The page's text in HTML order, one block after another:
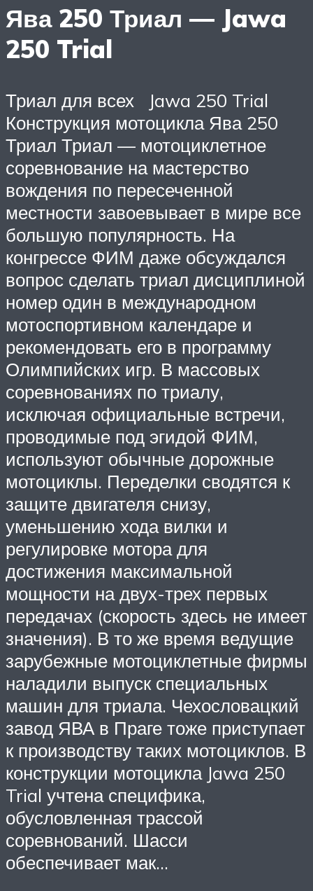
Ява 250 Триал — Jawa
250 Trial
Триал для всех Jawa 250 Trial
Конструкция мотоцикла Ява 250
Триал Триал — мотоциклетное
соревнование на мастерство
вождения по пересеченной
местности завоевывает в мире все
большую популярность. На
конгрессе ФИМ даже обсуждался
вопрос сделать триал дисциплиной
номер один в международном
мотоспортивном календаре и
рекомендовать его в программу
Олимпийских игр. В массовых
соревнованиях по триалу,
исключая официальные встречи,
проводимые под эгидой ФИМ,
используют обычные дорожные
мотоциклы. Переделки сводятся к
защите двигателя снизу,
уменьшению хода вилки и
регулировке мотора для
достижения максимальной
мощности на двух-трех первых
передачах (скорость здесь не имеет
значения). В то же время ведущие
зарубежные мотоциклетные фирмы
наладили выпуск специальных
машин для триала. Чехословацкий
завод ЯВА в Праге тоже приступает
к производству таких мотоциклов. В
конструкции мотоцикла Jawa 250
Trial учтена специфика,
обусловленная трассой
соревнований. Шасси
обеспечивает мак…